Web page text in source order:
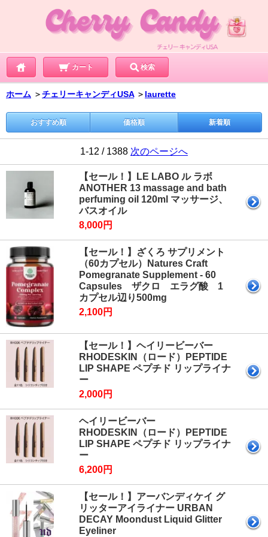
カート 検索
ホーム ＞チェリーキャンディUSA ＞ laurette
おすすめ順 価格順 新着順
1-12 / 1388 次のページへ
【セール！】LE LABO ル ラボ
ANOTHER 13 massage and bath
perfuming oil 120ml マッサージ、
バスオイル
8,000円
【セール！】ざくろ サプリメント
（60カプセル）Natures Craft
Pomegranate Supplement - 60
Capsules ザクロ エラグ酸 1
カプセル辺り500mg
2,100円
【セール！】ヘイリービーバー
RHODESKIN（ロード）PEPTIDE
LIP SHAPE ペプチド リップライナ
ー
2,000円
ヘイリービーバー
RHODESKIN（ロード）PEPTIDE
LIP SHAPE ペプチド リップライナ
ー
6,200円
【セール！】アーバンディケイ グ
リッターアイライナー URBAN
DECAY Moondust Liquid Glitter
Eyeliner